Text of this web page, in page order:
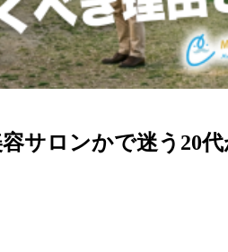
サロンかで迷う20